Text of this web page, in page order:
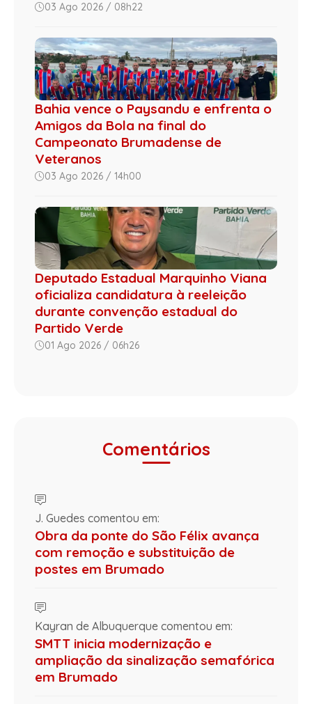
03 Ago 2026 / 08h22
Bahia vence o Paysandu e enfrenta o
Amigos da Bola na final do
Campeonato Brumadense de
Veteranos
03 Ago 2026 / 14h00
Deputado Estadual Marquinho Viana
oficializa candidatura à reeleição
durante convenção estadual do
Partido Verde
01 Ago 2026 / 06h26
Comentários
J. Guedes comentou em:
Obra da ponte do São Félix avança
com remoção e substituição de
postes em Brumado
Kayran de Albuquerque comentou em:
SMTT inicia modernização e
ampliação da sinalização semafórica
em Brumado